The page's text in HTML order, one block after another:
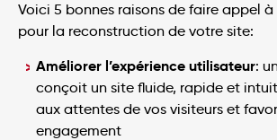
Voici 5 bonnes raisons de faire appel
pour la reconstruction de votre site:
Améliorer l’expérience utilisateur:
conçoit un site fluide, rapide et
aux attentes de vos visiteurs et
engagement